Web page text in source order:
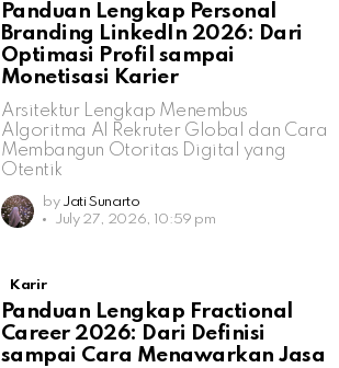
Panduan Lengkap Personal
Branding LinkedIn 2026: Dari
Optimasi Profil sampai
Monetisasi Karier
Arsitektur Lengkap Menembus
Algoritma AI Rekruter Global dan Cara
Membangun Otoritas Digital yang
Otentik
by Jati Sunarto
July 27, 2026, 10:59 pm
Karir
Panduan Lengkap Fractional
Career 2026: Dari Definisi
sampai Cara Menawarkan Jasa